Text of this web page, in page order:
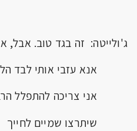
ג'ולייטה: זה בגד טוב. אבל,
אנא עזבי אותי לבד
אני צריכה להתפלל
שיתרצו שמיים לחייך